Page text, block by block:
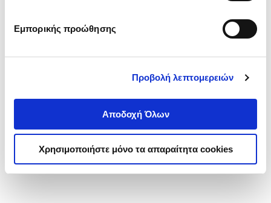
Εμπορικής προώθησης
Προβολή λεπτομερειών
Αποδοχή Όλων
Χρησιμοποιήστε μόνο τα απαραίτητα cookies